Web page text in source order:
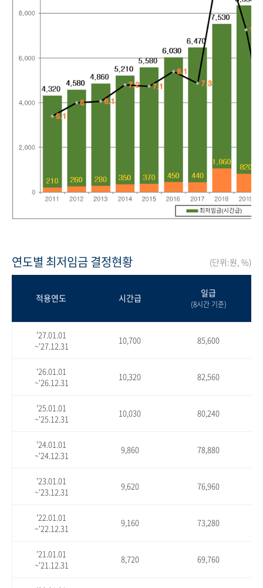
연도별 최저임금 결정현황 (단위:원, %)
적용연도 시간급 일급
(8시간 기준)
'27.01.01
~'27.12.31
10,700 85,600
'26.01.01
~'26.12.31
10,320 82,560
'25.01.01
~'25.12.31
10,030 80,240
'24.01.01
~'24.12.31
9,860 78,880
'23.01.01
~'23.12.31
9,620 76,960
'22.01.01
~'22.12.31
9,160 73,280
'21.01.01
~'21.12.31
8,720 69,760